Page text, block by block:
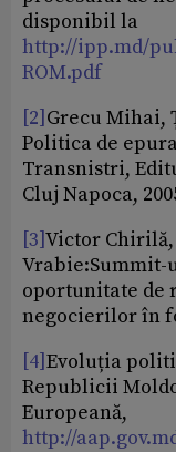
disponibil la
http://ipp.md/
ROM.pdf
[2] Grecu Mihai,
Politica de
Transnistri,
Cluj Napoca,
[3]Victor Chirilă,
Vrabie:Summit-
oportunitate de
negocierilor în
[4]Evoluția
Republicii
Europeană,
http://